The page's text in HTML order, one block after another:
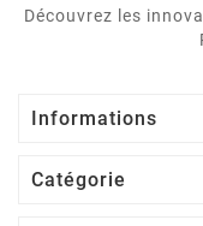
Découvrez les
Informations
Catégorie